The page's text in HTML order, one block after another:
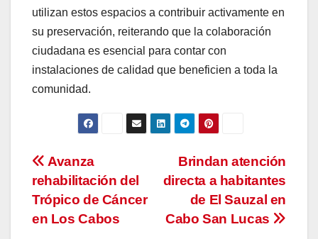
utilizan estos espacios a contribuir activamente en
su preservación, reiterando que la colaboración
ciudadana es esencial para contar con
instalaciones de calidad que beneficien a toda la
comunidad.
Navegación
de
entradas
Brindan atención
directa a habitantes
de El Sauzal en
Cabo San Lucas
Avanza
rehabilitación del
Trópico de Cáncer
en Los Cabos